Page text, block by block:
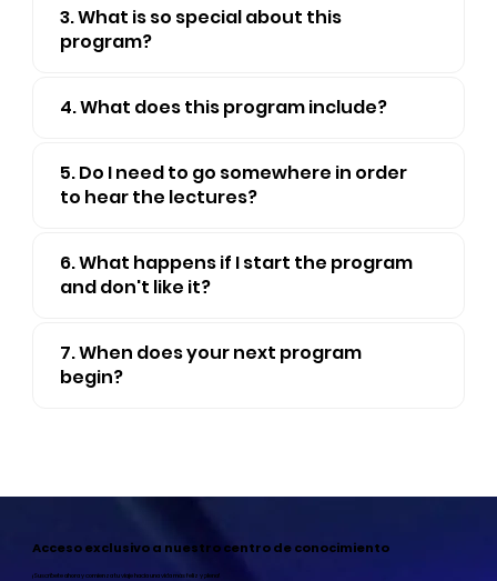
3. What is so special about this
program?
4. What does this program include?
5. Do I need to go somewhere in order
to hear the lectures?
6. What happens if I start the program
and don't like it?
7. When does your next program
begin?
Acceso exclusivo a nuestro centro de conocimiento
¡Suscríbete ahora y comienza tu viaje hacia una vida más feliz y plena!